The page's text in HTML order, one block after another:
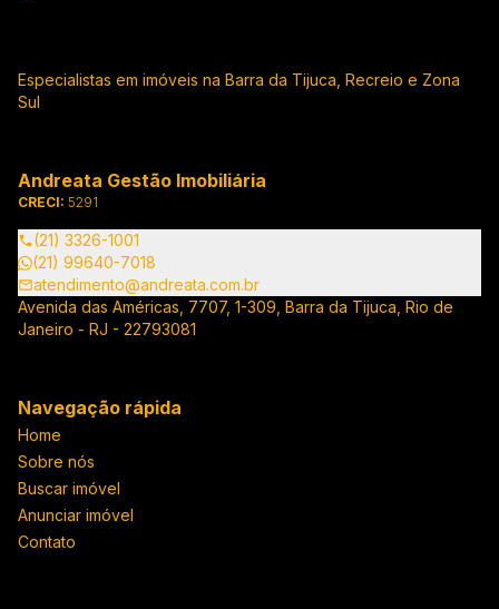
Especialistas em imóveis na Barra da Tijuca, Recreio e Zona
Sul
Andreata Gestão Imobiliária
CRECI: 5291
(21) 3326-1001
(21) 99640-7018
atendimento@andreata.com.br
Avenida das Américas, 7707, 1-309, Barra da Tijuca, Rio de
Janeiro - RJ - 22793081
Navegação rápida
Home
Sobre nós
Buscar imóvel
Anunciar imóvel
Contato